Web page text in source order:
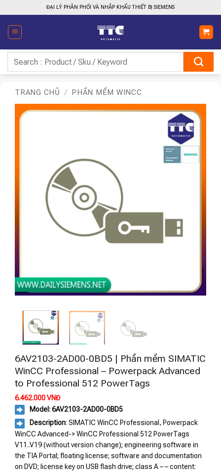
qua
nội
dung
ĐẠI LÝ PHÂN PHỐI VÀ NHẬP KHẨU THIẾT BỊ SIEMENS
kiếm:
TRANG CHỦ / PHẦN MỀM WINCC
6AV2103-2AD00-0BD5 | Phần mềm SIMATIC
WinCC Professional – Powerpack Advanced
to Professional 512 PowerTags
6.462.000VNĐ
Model: 6AV2103-2AD00-0BD5
Description: SIMATIC WinCC Professional, Powerpack
WinCC Advanced-> WinCC Professional 512 PowerTags
V11..V19 (without version change); engineering software in
the TIA Portal; floating license; software and documentation
on DVD; license key on USB flash drive; class A – – content: